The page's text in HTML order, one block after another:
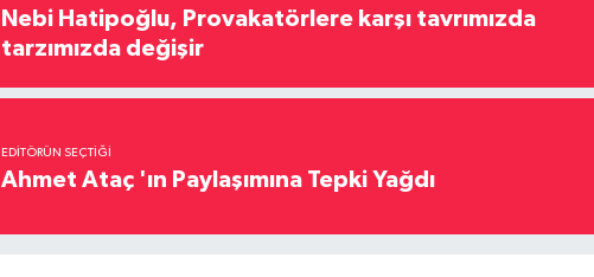
Nebi Hatipoğlu, Provakatörlere karşı tavrımızda
tarzımızda değişir
EDITÖRÜN SEÇTIĞI
Ahmet Ataç 'ın Paylaşımına Tepki Yağdı